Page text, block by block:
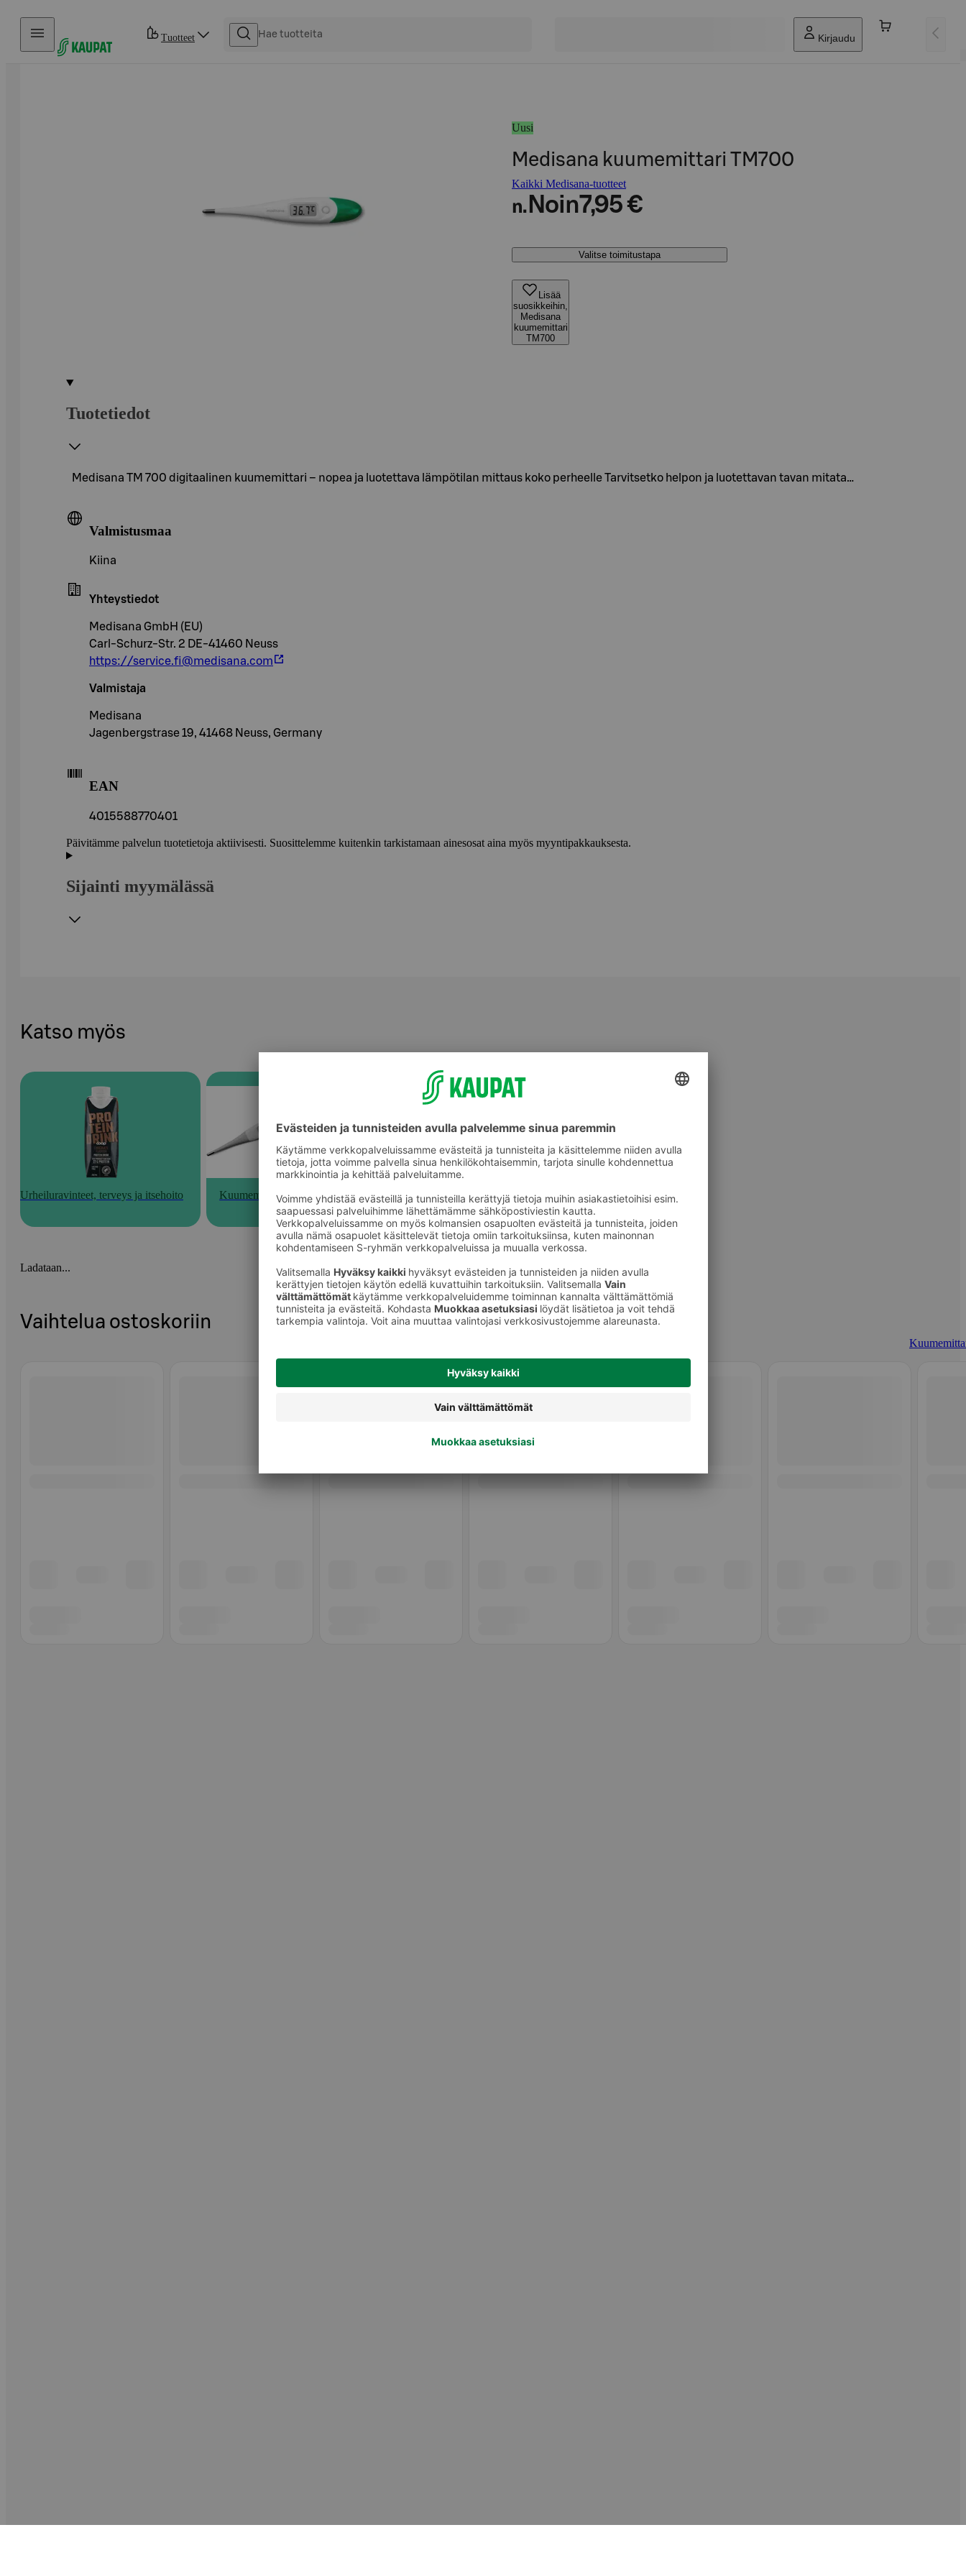
Hyppää sisältöön
Tuotteet Kirjaudu
Uusi
Medisana kuumemittari TM700
Kaikki Medisana-tuotteet
n. Noin7,95 €
Valitse toimitustapa
Lisää
suosikkeihin,
Medisana
kuumemittari
TM700
Tuotetiedot
Medisana TM 700 digitaalinen kuumemittari – nopea ja luotettava lämpötilan mittaus koko perheelle Tarvitsetko helpon ja luotettavan tavan mitata…
Valmistusmaa
Kiina
Yhteystiedot
Medisana GmbH (EU)
Carl-Schurz-Str. 2 DE-41460 Neuss
https://service.fi@medisana.com
Valmistaja
Medisana
Jagenbergstrase 19, 41468 Neuss, Germany
EAN
4015588770401
Päivitämme palvelun tuotetietoja aktiivisesti. Suosittelemme kuitenkin tarkistamaan ainesosat aina myös myyntipakkauksesta.
Sijainti myymälässä
Katso myös
Urheiluravinteet, terveys ja itsehoito Kuumemittarit
Ladataan...
Vaihtelua ostoskoriin